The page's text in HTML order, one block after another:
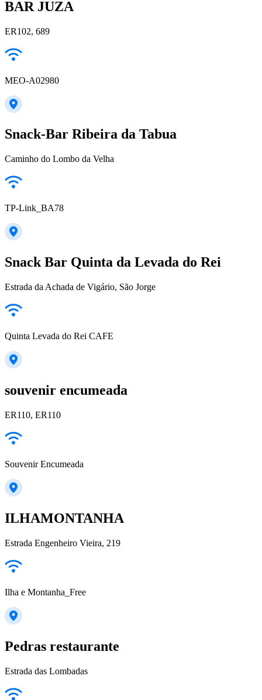
BAR JUZA
ER102, 689
MEO-A02980
Snack-Bar Ribeira da Tabua
Caminho do Lombo da Velha
TP-Link_BA78
Snack Bar Quinta da Levada do Rei
Estrada da Achada de Vigário, São Jorge
Quinta Levada do Rei CAFE
souvenir encumeada
ER110, ER110
Souvenir Encumeada
ILHAMONTANHA
Estrada Engenheiro Vieira, 219
Ilha e Montanha_Free
Pedras restaurante
Estrada das Lombadas